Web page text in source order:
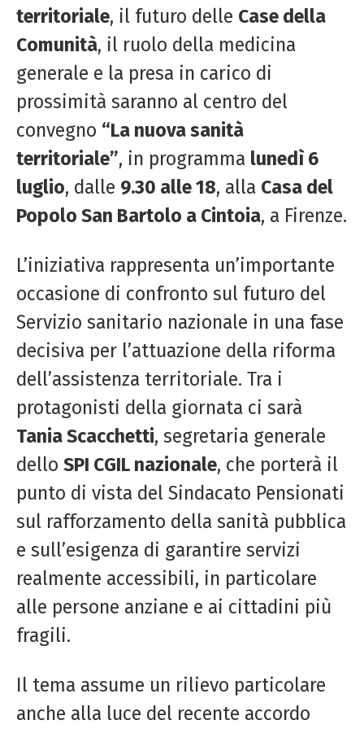
territoriale, il futuro delle Case della
Comunità, il ruolo della medicina
generale e la presa in carico di
prossimità saranno al centro del
convegno “La nuova sanità
territoriale”, in programma lunedì 6
luglio, dalle 9.30 alle 18, alla Casa del
Popolo San Bartolo a Cintoia, a Firenze.
L’iniziativa rappresenta un’importante
occasione di confronto sul futuro del
Servizio sanitario nazionale in una fase
decisiva per l’attuazione della riforma
dell’assistenza territoriale. Tra i
protagonisti della giornata ci sarà
Tania Scacchetti, segretaria generale
dello SPI CGIL nazionale, che porterà il
punto di vista del Sindacato Pensionati
sul rafforzamento della sanità pubblica
e sull’esigenza di garantire servizi
realmente accessibili, in particolare
alle persone anziane e ai cittadini più
fragili.
Il tema assume un rilievo particolare
anche alla luce del recente accordo